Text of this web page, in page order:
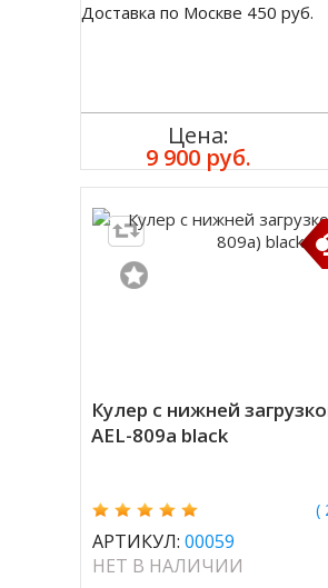
Доставка по Москве 450 руб.
Цена:
9 900 руб.
Кулер с нижней
AEL-809a black
(
АРТИКУЛ: 00059
НЕТ В НАЛИЧИИ